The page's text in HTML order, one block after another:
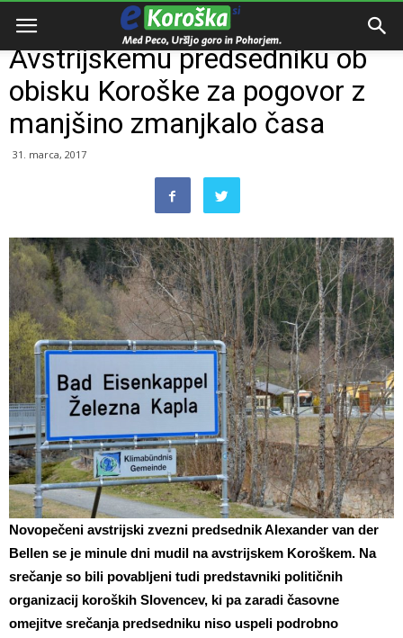
Domov
Avstrijskemu predsedniku ob
obisku Koroške za pogovor z
manjšino zmanjkalo časa
31. marca, 2017
Novopečeni avstrijski zvezni predsednik Alexander van der
Bellen se je minule dni mudil na avstrijskem Koroškem. Na
srečanje so bili povabljeni tudi predstavniki političnih
organizacij koroških Slovencev, ki pa zaradi časovne
omejitve srečanja predsedniku niso uspeli podrobno